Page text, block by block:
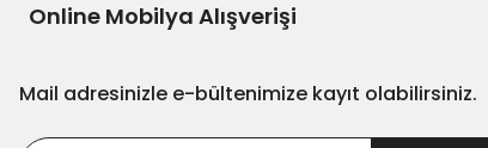
Online Mobilya Alışverişi
Mail adresinizle e-bültenimize kayıt olabilirsiniz.